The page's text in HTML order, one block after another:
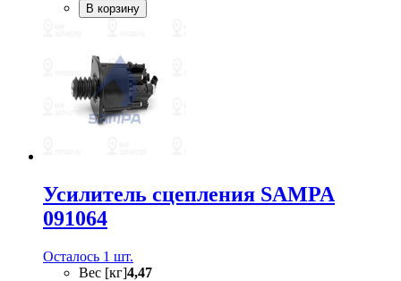
В корзину
Усилитель сцепления SAMPA
091064
Осталось 1 шт.
Вес [кг]4,47